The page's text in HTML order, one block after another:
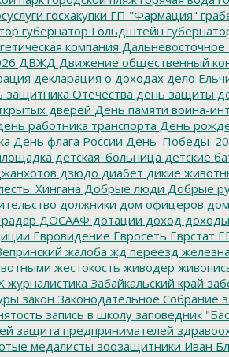
госхакупки ГП "Фармация"
губернатор Гольдштейн
компания Дальневосточное
ДВЖД Движение общественный
декларация о доходах дело
защитника Отечества день защиты
дверей День памяти воина-
работника транспорта День
День флага России
детская_больница детские
дзюдо диабет дикие
Добрые люди Добрые
должники дом офицеров
ДОСААФ дотации доход доходы
Евровидение Евросеть Еврстат
жалоба жд переезд
жестокость живодер
журналистика Забайкальский край
закон Законодательное Собрание
запись в школу заповедник
защита предпринимателей
медалисты зоозащитники Иван